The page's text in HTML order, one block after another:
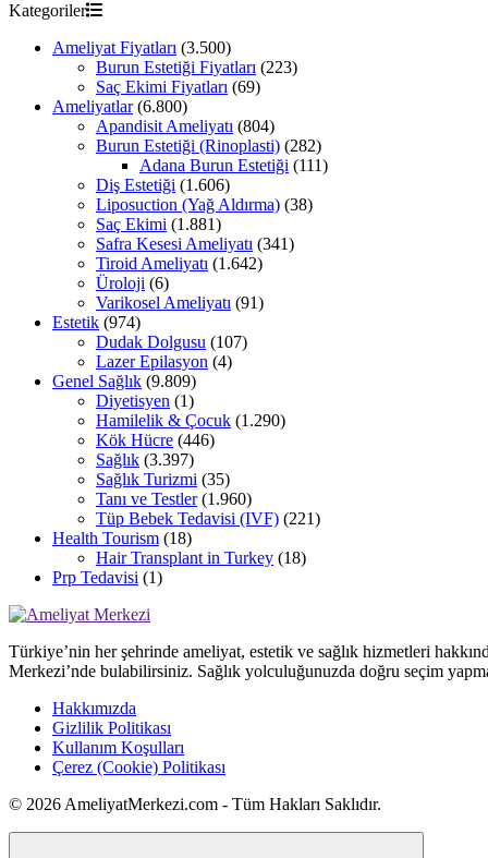
Kategoriler
Ameliyat Fiyatları (3.500)
Burun Estetiği Fiyatları (223)
Saç Ekimi Fiyatları (69)
Ameliyatlar(6.800)
Apandisit Ameliyatı (804)
Burun Estetiği (Rinoplasti) (282)
Adana Burun Estetiği (111)
Diş Estetiği (1.606)
Liposuction (Yağ Aldırma) (38)
Saç Ekimi (1.881)
Safra Kesesi Ameliyatı (341)
Tiroid Ameliyatı (1.642)
Üroloji (6)
Varikosel Ameliyatı (91)
Estetik (974)
Dudak Dolgusu (107)
Lazer Epilasyon (4)
Genel Sağlık (9.809)
Diyetisyen (1)
Hamilelik & Çocuk (1.290)
Kök Hücre (446)
Sağlık (3.397)
Sağlık Turizmi (35)
Tanı ve Testler(1.960)
Tüp Bebek Tedavisi (IVF) (221)
Health Tourism (18)
Hair Transplant in Turkey (18)
Prp Tedavisi (1)
Türkiye’nin her şehrinde ameliyat, estetik ve sağlık hizmetleri
Merkezi’nde bulabilirsiniz. Sağlık yolculuğunuzda doğru seçim
Hakkımızda
Gizlilik Politikası
Kullanım Koşulları
Çerez (Cookie) Politikası
© 2026 AmeliyatMerkezi.com - Tüm Hakları Saklıdır.